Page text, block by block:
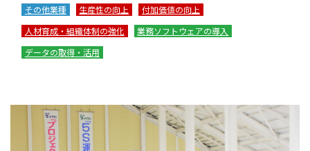
その他業種 生産性の向上
付加価値の向上
人材育成・組織体制の強化
業務ソフトウェアの導入
データの取得・活用